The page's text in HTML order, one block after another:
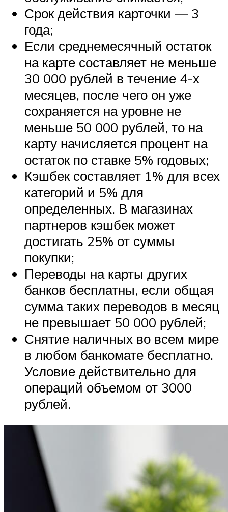
Срок действия карточки — 3
года;
Если среднемесячный остаток
на карте составляет не меньше
30 000 рублей в течение 4-х
месяцев, после чего он уже
сохраняется на уровне не
меньше 50 000 рублей, то на
карту начисляется процент на
остаток по ставке 5% годовых;
Кэшбек составляет 1% для всех
категорий и 5% для
определенных. В магазинах
партнеров кэшбек может
достигать 25% от суммы
покупки;
Переводы на карты других
банков бесплатны, если общая
сумма таких переводов в месяц
не превышает 50 000 рублей;
Снятие наличных во всем мире
в любом банкомате бесплатно.
Условие действительно для
операций объемом от 3000
рублей.